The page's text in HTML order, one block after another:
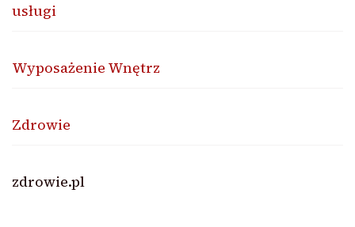
usługi
Wyposażenie Wnętrz
Zdrowie
zdrowie.pl